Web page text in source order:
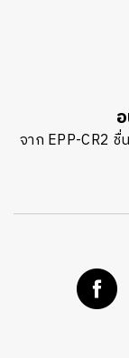
จาก EPP-CR2 ชื่